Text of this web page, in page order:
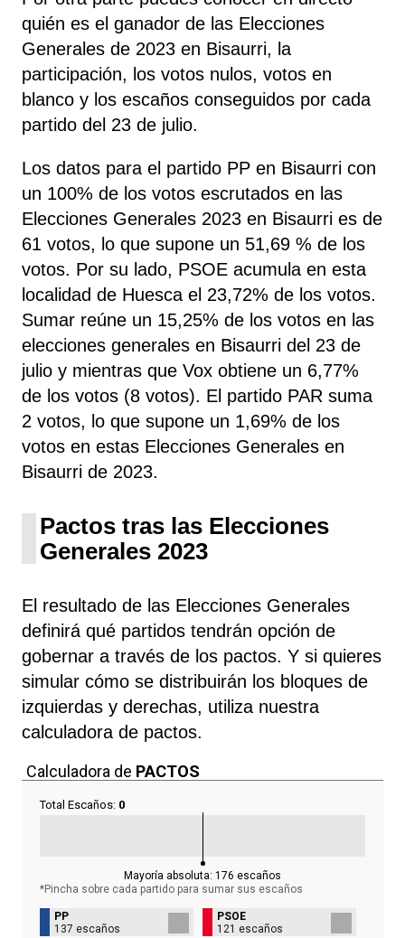
quién es el ganador de las Elecciones
Generales de 2023 en Bisaurri, la
participación, los votos nulos, votos en
blanco y los escaños conseguidos por cada
partido del 23 de julio.
Los datos para el partido PP en Bisaurri con
un 100% de los votos escrutados en las
Elecciones Generales 2023 en Bisaurri es de
61 votos, lo que supone un 51,69 % de los
votos. Por su lado, PSOE acumula en esta
localidad de Huesca el 23,72% de los votos.
Sumar reúne un 15,25% de los votos en las
elecciones generales en Bisaurri del 23 de
julio y mientras que Vox obtiene un 6,77%
de los votos (8 votos). El partido PAR suma
2 votos, lo que supone un 1,69% de los
votos en estas Elecciones Generales en
Bisaurri de 2023.
Pactos tras las Elecciones
Generales 2023
El resultado de las Elecciones Generales
definirá qué partidos tendrán opción de
gobernar a través de los pactos. Y si quieres
simular cómo se distribuirán los bloques de
izquierdas y derechas, utiliza nuestra
calculadora de pactos.
Calculadora de PACTOS
Total Escaños: 0
Mayoría absoluta: 176 escaños
*Pincha sobre cada partido para sumar sus escaños
PP
137 escaños
PSOE
121 escaños